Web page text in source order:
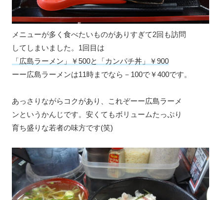
メニューが多く食べたいものがありすぎて2回も訪問
してしまいました。1回目は
「広島ラーメン」￥500と「カンパチ丼」￥900
ーー広島ラーメンは11時までなら－100で￥400です。
あっさりながらコクがあり、これぞーー広島ラーメ
ンというかんじです。安くてもボリュームたっぷり
育ち盛りな若者の味方です(笑)